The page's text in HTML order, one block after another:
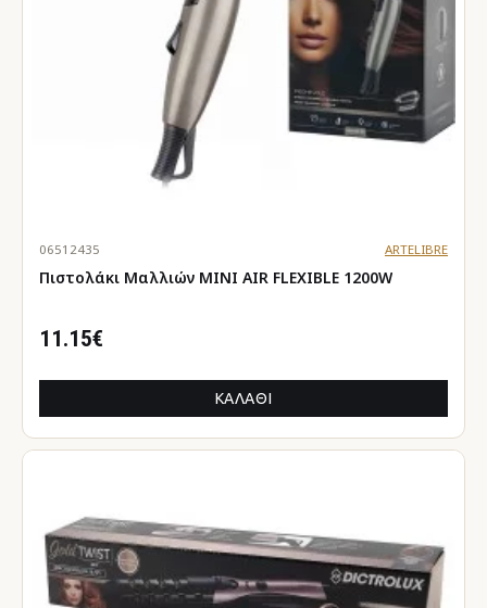
06512435 ARTELIBRE
Πιστολάκι Μαλλιών MINI AIR FLEXIBLE 1200W
11.15€
ΚΑΛΆΘΙ